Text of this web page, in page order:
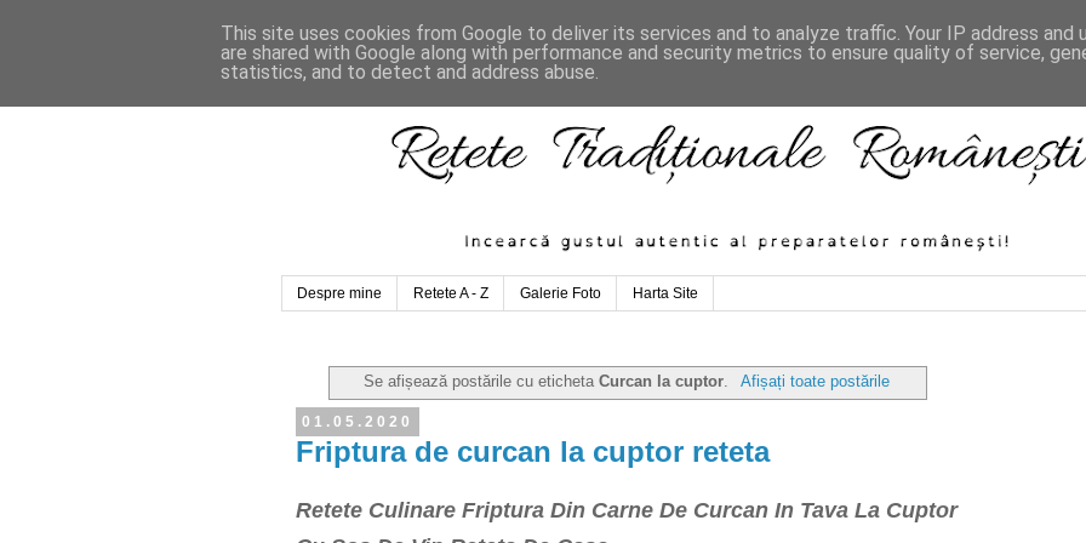
Despre mine Retete A - Z Galerie Foto Harta Site
Se afișează postările cu etichetaCurcan la cuptor. Afișați toate postările
01.05.2020
Friptura de curcan la cuptor reteta
Retete Culinare Friptura Din Carne De Curcan In Tava La Cuptor
This site uses cookies from Google to deliver its services and to analyze traffic. Your IP address and
are shared with Google along with performance and security metrics to ensure quality of service,
statistics, and to detect and address abuse.